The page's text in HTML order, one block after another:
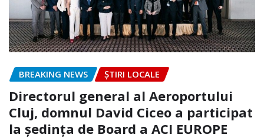
BREAKING NEWS ȘTIRI LOCALE
Directorul general al Aeroportului
Cluj, domnul David Ciceo a participat
la ședința de Board a ACI EUROPE